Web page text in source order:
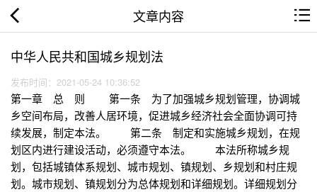
文章内容
中华人民共和国城乡规划法
发布时间：2021-05-24 10:36:52
第一章 总 则 第一条 为了加强城乡规划管理，协调城
乡空间布局，改善人居环境，促进城乡经济社会全面协调可持
续发展，制定本法。 第二条 制定和实施城乡规划，在规
划区内进行建设活动，必须遵守本法。 本法所称城乡规
划，包括城镇体系规划、城市规划、镇规划、乡规划和村庄规
划。城市规划、镇规划分为总体规划和详细规划。详细规划分